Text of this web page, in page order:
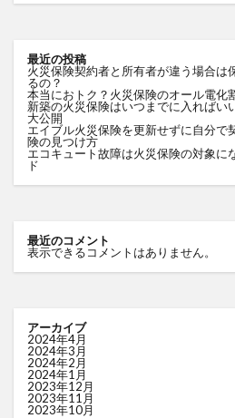
最近の投稿
火災保険契約者と所有者が違う場合は
るの？
本当におトク？火災保険のオール電化
新築の火災保険はいつまでに入ればい
大公開
エイブル火災保険を更新せずに自分で
険の見つけ方
エコキュート故障は火災保険の対象に
ド
最近のコメント
表示できるコメントはありません。
アーカイブ
2024年4月
2024年3月
2024年2月
2024年1月
2023年12月
2023年11月
2023年10月